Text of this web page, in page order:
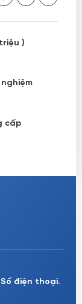
)
cấp
điện thoại.